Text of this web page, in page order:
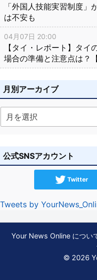
「外国人技能実習制度」
は不安も
04月07日 20:00
【タイ・レポート】タ
場合の準備と注意点は？
月別アーカイブ
公式SNSアカウント
Twitter
Tweets by
Your News Online につい
© 2026